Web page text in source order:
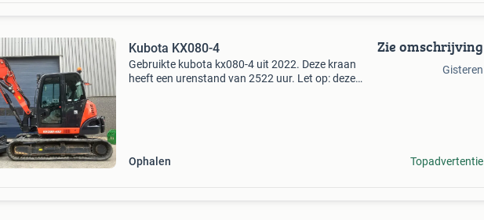
Kubota KX080-4
Gebruikte kubota kx080-4 uit 2022. Deze kraan
heeft een urenstand van 2522 uur. Let op: deze
Ophalen
Zie omschrijving
Gisteren
Topadvertentie